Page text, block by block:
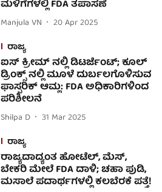
ಮಳಿಗೆಗಳಲ್ಲಿ FDA ತಪಾಸಣೆ
Manjula VN
20 Apr 2025
ರಾಜ್ಯ
ಐಸ್ ಕ್ರೀಮ್‌ ನಲ್ಲಿ ಡಿಟರ್ಜೆಂಟ್; ಕೂಲ್
ಡ್ರಿಂಕ್ಸ್ ನಲ್ಲಿ ಮೂಳೆ ದುರ್ಬಲಗೊಳಿಸುವ
ಫಾಸ್ಪರಿಕ್ ಆಮ್ಲ: FDA ಅಧಿಕಾರಿಗಳಿಂದ
ಪರಿಶೀಲನೆ
Shilpa D
31 Mar 2025
ರಾಜ್ಯ
ರಾಜ್ಯದಾದ್ಯಂತ ಹೋಟೆಲ್‌, ಮೆಸ್‌,
ಬೇಕರಿ ಮೇಲೆ FDA ದಾಳಿ; ಚಹಾ ಪುಡಿ,
ಮಸಾಲೆ ಪದಾರ್ಥಗಳಲ್ಲಿ ಕಲಬೆರಕೆ ಪತ್ತೆ!